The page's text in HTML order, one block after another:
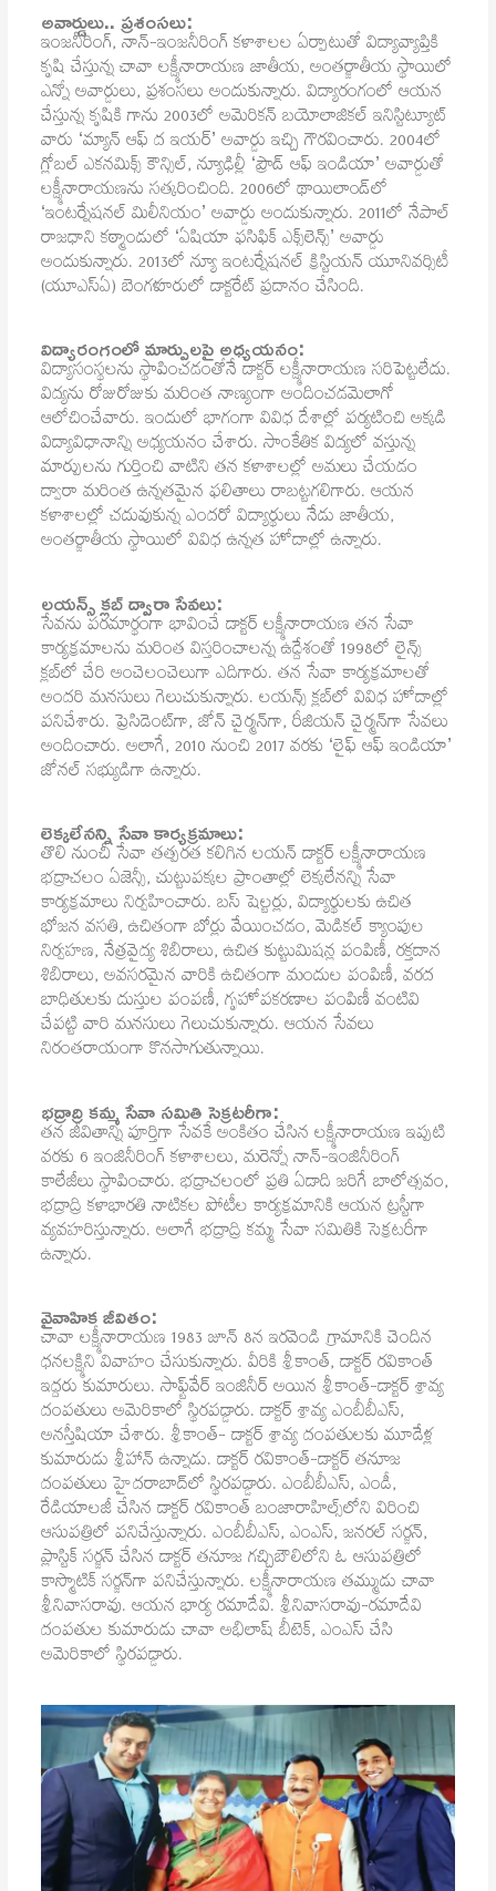
అవార్డులు.. ప్రశంసలు:
ఇంజనీరింగ్, నాన్-ఇంజనీరింగ్ కళాశాలల ఏర్పాటుతో విద్యావ్యాప్తికి
కృషి చేస్తున్న చావా లక్ష్మీనారాయణ జాతీయ, అంతర్జాతీయ స్థాయిలో
ఎన్నో అవార్డులు, ప్రశంసలు అందుకున్నారు. విద్యారంగంలో ఆయన
చేస్తున్న కృషికి గాను 2003లో అమెరికన్ బయోలాజికల్ ఇనిస్టిట్యూట్
వారు ‘మ్యాన్ ఆఫ్ ద ఇయర్’ అవార్డు ఇచ్చి గౌరవించారు. 2004లో
గ్లోబల్ ఎకనమిక్స్ కౌన్సిల్, న్యూఢిల్లీ ‘ప్రౌడ్ ఆఫ్ ఇండియా’ అవార్డుతో
లక్ష్మీనారాయణను సత్కరించింది. 2006లో థాయిలాండ్‌లో
‘ఇంటర్నేషనల్ మిలీనియం’ అవార్డు అందుకున్నారు. 2011లో నేపాల్
రాజధాని కఠ్మాండులో ‘ఏషియా ఫసిఫిక్ ఎక్స్‌లెన్స్’ అవార్డు
అందుకున్నారు. 2013లో న్యూ ఇంటర్నేషనల్ క్రిస్టియన్ యూనివర్సిటీ
(యూఎస్ఏ) బెంగళూరులో డాక్టరేట్ ప్రదానం చేసింది.
విద్యారంగంలో మార్పులపై అధ్యయనం:
విద్యాసంస్థలను స్థాపించడంతోనే డాక్టర్ లక్ష్మీనారాయణ సరిపెట్టలేదు.
విద్యను రోజురోజుకు మరింత నాణ్యంగా అందించడమెలాగో
ఆలోచించేవారు. ఇందులో భాగంగా వివిధ దేశాల్లో పర్యటించి అక్కడి
విద్యావిధానాన్ని అధ్యయనం చేశారు. సాంకేతిక విద్యలో వస్తున్న
మార్పులను గుర్తించి వాటిని తన కళాశాలల్లో అమలు చేయడం
ద్వారా మరింత ఉన్నతమైన ఫలితాలు రాబట్టగలిగారు. ఆయన
కళాశాలల్లో చదువుకున్న ఎందరో విద్యార్థులు నేడు జాతీయ,
అంతర్జాతీయ స్థాయిలో వివిధ ఉన్నత హోదాల్లో ఉన్నారు.
లయన్స్ క్లబ్ ద్వారా సేవలు:
సేవను పరమార్థంగా భావించే డాక్టర్ లక్ష్మీనారాయణ తన సేవా
కార్యక్రమాలను మరింత విస్తరించాలన్న ఉద్దేశంతో 1998లో లైన్స్
క్లబ్‌లో చేరి అంచెలంచెలుగా ఎదిగారు. తన సేవా కార్యక్రమాలతో
అందరి మనసులు గెలుచుకున్నారు. లయన్స్ క్లబ్‌లో వివిధ హోదాల్లో
పనిచేశారు. ప్రెసిడెంట్‌గా, జోన్ చైర్మన్‌గా, రీజియన్ చైర్మన్‌గా సేవలు
అందించారు. అలాగే, 2010 నుంచి 2017 వరకు ‘లైఫ్ ఆఫ్ ఇండియా’
జోనల్ సభ్యుడిగా ఉన్నారు.
లెక్కలేనన్ని సేవా కార్యక్రమాలు:
తొలి నుంచీ సేవా తత్పరత కలిగిన లయన్ డాక్టర్ లక్ష్మీనారాయణ
భద్రాచలం ఏజెన్సీ, చుట్టుపక్కల ప్రాంతాల్లో లెక్కలేనన్ని సేవా
కార్యక్రమాలు నిర్వహించారు. బస్ షెల్టర్లు, విద్యార్థులకు ఉచిత
భోజన వసతి, ఉచితంగా బోర్లు వేయించడం, మెడికల్ క్యాంపుల
నిర్వహణ, నేత్రవైద్య శిబిరాలు, ఉచిత కుట్టుమిషన్ల పంపిణీ, రక్తదాన
శిబిరాలు, అవసరమైన వారికి ఉచితంగా మందుల పంపిణీ, వరద
బాధితులకు దుస్తుల పంపణీ, గృహోపకరణాల పంపిణీ వంటివి
చేపట్టి వారి మనసులు గెలుచుకున్నారు. ఆయన సేవలు
నిరంతరాయంగా కొనసాగుతున్నాయి.
భద్రాద్రి కమ్మ సేవా సమితి సెక్రటరీగా:
తన జీవితాన్ని పూర్తిగా సేవకే అంకితం చేసిన లక్ష్మీనారాయణ ఇప్పటి
వరకు 6 ఇంజినీరింగ్ కళాశాలలు, మరెన్నో నాన్-ఇంజినీరింగ్
కాలేజీలు స్థాపించారు. భద్రాచలంలో ప్రతి ఏడాది జరిగే బాలోత్సవం,
భద్రాద్రి కళాభారతి నాటికల పోటీల కార్యక్రమానికి ఆయన ట్రస్టీగా
వ్యవహరిస్తున్నారు. అలాగే భద్రాద్రి కమ్మ సేవా సమితికి సెక్రటరీగా
ఉన్నారు.
వైవాహిక జీవితం:
చావా లక్ష్మీనారాయణ 1983 జూన్ 8న ఇరవెండి గ్రామానికి చెందిన
ధనలక్ష్మిని వివాహం చేసుకున్నారు. వీరికి శ్రీకాంత్, డాక్టర్ రవికాంత్
ఇద్దరు కుమారులు. సాఫ్ట్‌వేర్ ఇంజినీర్ అయిన శ్రీకాంత్-డాక్టర్ శ్రావ్య
దంపతులు అమెరికాలో స్థిరపడ్డారు. డాక్టర్ శ్రావ్య ఎంబీబీఎస్,
అనస్తీషియా చేశారు. శ్రీకాంత్- డాక్టర్ శ్రావ్య దంపతులకు మూడేళ్ల
కుమారుడు శ్రీహాన్ ఉన్నాడు. డాక్టర్ రవికాంత్-డాక్టర్ తనూజ
దంపతులు హైదరాబాద్‌లో స్థిరపడ్డారు. ఎంబీబీఎస్, ఎండీ,
రేడియాలజీ చేసిన డాక్టర్ రవికాంత్ బంజారాహిల్స్‌లోని విరించి
ఆసుపత్రిలో పనిచేస్తున్నారు. ఎంబీబీఎస్, ఎంఎస్, జనరల్ సర్జన్,
ప్లాస్టిక్ సర్జన్ చేసిన డాక్టర్ తనూజ గచ్చిబౌలిలోని ఓ ఆసుపత్రిలో
కాస్మొటిక్ సర్జన్‌గా పనిచేస్తున్నారు. లక్ష్మీనారాయణ తమ్ముడు చావా
శ్రీనివాసరావు. ఆయన భార్య రమాదేవి. శ్రీనివాసరావు-రమాదేవి
దంపతుల కుమారుడు చావా అభిలాష్ బీటెక్, ఎంఎస్ చేసి
అమెరికాలో స్థిరపడ్డారు.